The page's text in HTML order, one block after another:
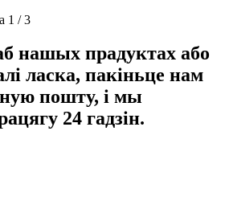
1 / 3
нашых прадуктах або
ласка, пакіньце нам
пошту, і мы
24 гадзін.